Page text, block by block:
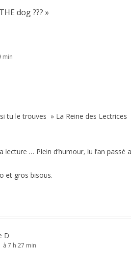
dog ??? »
min
tu le trouves » La Reine des Lectrices
lecture … Plein d’humour, lu l’an passé
et gros bisous.
D
à 7 h 27 min